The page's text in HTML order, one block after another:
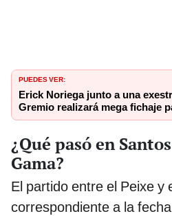
PUEDES VER:
Erick Noriega junto a una
Gremio realizará mega fichaje
¿Qué pasó en
Gama?
El partido entre el Peixe y
correspondiente a la